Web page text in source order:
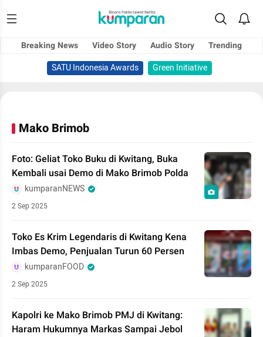
Breaking News Video Story Audio Story
Trending
SATU Indonesia Awards
Green Initiative
Mako Brimob
Foto: Geliat Toko Buku di Kwitang, Buka
Kembali usai Demo di Mako Brimob Polda
kumparanNEWS
2 Sep 2025
Toko Es Krim Legendaris di Kwitang Kena
Imbas Demo, Penjualan Turun 60 Persen
kumparanFOOD
2 Sep 2025
Kapolri ke Mako Brimob PMJ di Kwitang:
Haram Hukumnya Markas Sampai Jebol